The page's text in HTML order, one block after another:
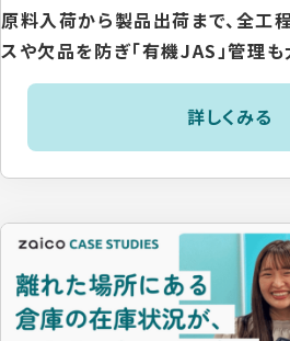
原料入荷から製品出荷まで、全工
スや欠品を防ぎ「有機JAS」管理
詳しくみる